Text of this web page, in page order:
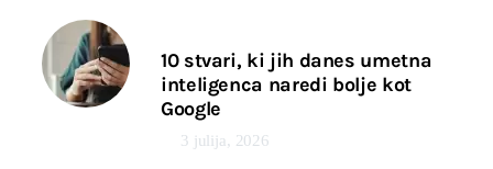
10 stvari, ki jih danes umetna
inteligenca naredi bolje kot
Google
3 julija, 2026